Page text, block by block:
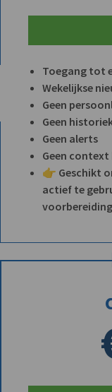
Toegang tot
Wekelijkse
Geen
Geen
Geen alerts
Geen
👉 Geschikt
actief te